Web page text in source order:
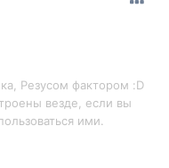
Резусом фактором :D
везде, если вы
ими.